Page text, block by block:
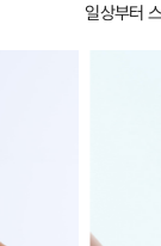
일상부터